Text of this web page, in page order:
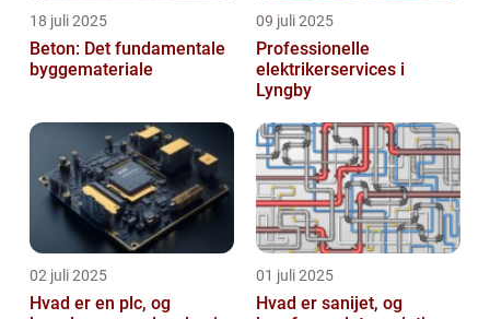
18 juli 2025
Beton: Det fundamentale
byggemateriale
09 juli 2025
Professionelle
elektrikerservices i
Lyngby
02 juli 2025
Hvad er en plc, og
01 juli 2025
Hvad er sanijet, og